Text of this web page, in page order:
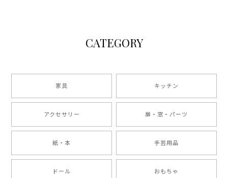
CATEGORY
家具 キッチン
アクセサリー 扉・窓・パーツ
紙・本 手芸用品
ドール おもちゃ